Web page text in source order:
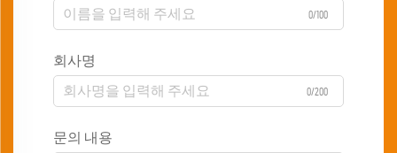
0/100
회사명
0/200
문의 내용